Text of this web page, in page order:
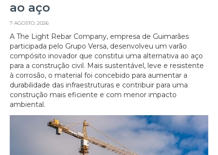
ao aço
7 AGOSTO, 2026
A The Light Rebar Company, empresa de Guimarães
participada pelo Grupo Versa, desenvolveu um varão
compósito inovador que constitui uma alternativa ao aço
para a construção civil. Mais sustentável, leve e resistente
à corrosão, o material foi concebido para aumentar a
durabilidade das infraestruturas e contribuir para uma
construção mais eficiente e com menor impacto
ambiental.